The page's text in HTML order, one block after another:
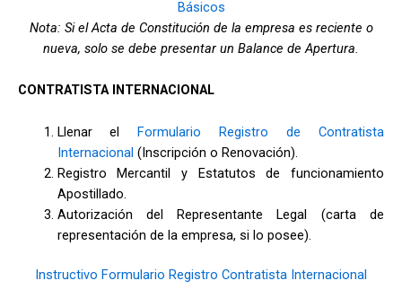
Básicos
Nota: Si el Acta de Constitución de la empresa es reciente o
nueva, solo se debe presentar un Balance de Apertura.
CONTRATISTA INTERNACIONAL
Llenar el Formulario Registro de Contratista
Internacional (Inscripción o Renovación).
Registro Mercantil y Estatutos de funcionamiento
Apostillado.
Autorización del Representante Legal (carta de
representación de la empresa, si lo posee).
Instructivo Formulario Registro Contratista Internacional